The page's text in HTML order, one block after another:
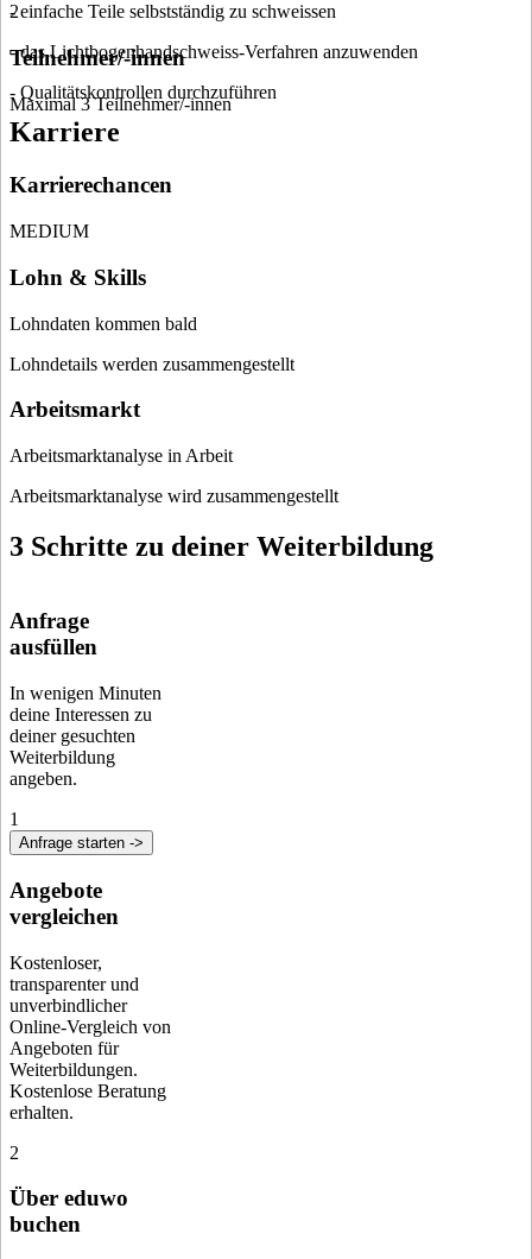
- einfache Teile selbstständig zu schweissen
- das Lichtbogenhandschweiss-Verfahren anzuwenden
- Qualitätskontrollen durchzuführen
2
Teilnehmer/-innen
Maximal 3 Teilnehmer/-innen
Karriere
Karrierechancen
MEDIUM
Lohn & Skills
Lohndaten kommen bald
Lohndetails werden zusammengestellt
Arbeitsmarkt
Arbeitsmarktanalyse in Arbeit
Arbeitsmarktanalyse wird zusammengestellt
3 Schritte zu deiner Weiterbildung
Anfrage
ausfüllen
In wenigen Minuten
deine Interessen zu
deiner gesuchten
Weiterbildung
angeben.
1
Anfrage starten ->
Angebote
vergleichen
Kostenloser,
transparenter und
unverbindlicher
Online-Vergleich von
Angeboten für
Weiterbildungen.
Kostenlose Beratung
erhalten.
2
Über eduwo
buchen